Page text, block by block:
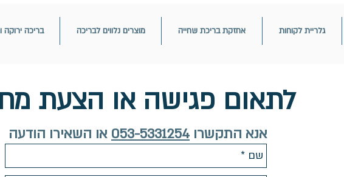
גלריית לקוחות אחזקת בריכת שחייה מוצרים נלווים לבריכה בריכה ירוקה
לתאום פגישה או הצעת
אנא התקשרו 053-5331254 או השאירו הודעה